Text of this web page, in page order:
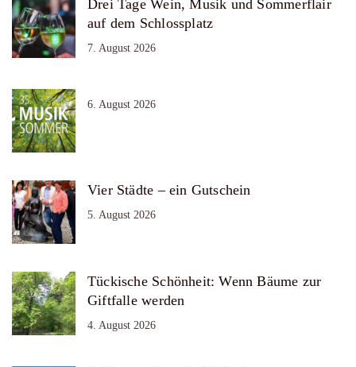
Drei Tage Wein, Musik und Sommerflair
auf dem Schlossplatz
7. August 2026
6. August 2026
Vier Städte – ein Gutschein
5. August 2026
Tückische Schönheit: Wenn Bäume zur
Giftfalle werden
4. August 2026